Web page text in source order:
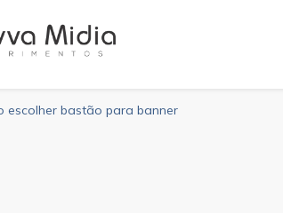
Midia
escolher bastão para banner